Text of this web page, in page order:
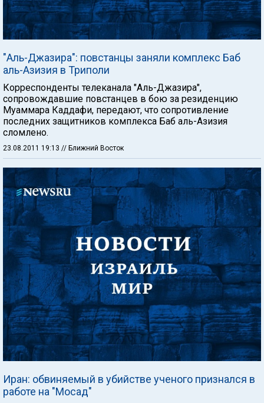
"Аль-Джазира": повстанцы заняли комплекс Баб
аль-Азизия в Триполи
Корреспонденты телеканала "Аль-Джазира",
сопровождавшие повстанцев в бою за резиденцию
Муаммара Каддафи, передают, что сопротивление
последних защитников комплекса Баб аль-Азизия
сломлено.
23.08.2011 19:13 // Ближний Восток
Иран: обвиняемый в убийстве ученого признался в
работе на "Мосад"